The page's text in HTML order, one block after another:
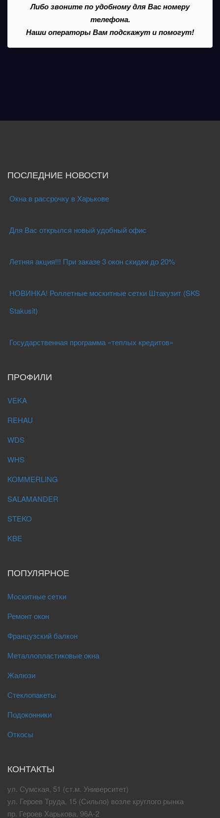
Либо звоните по удобному для Вас номеру
телефона.
Наши операторы Вам подскажут и помогут!
ПОСЛЕДНИЕ НОВОСТИ
Окна в рассрочку в Харькове
Для Вас открылся новый удобный офис
Летняя акция!!! При заказе 3 окон скидки до 20%
НОВИНКА! Роллетные москитные сетки Штакузит (SKS
Stakusit)
Государственная программа «теплых кредитов»
ПРОФИЛИ
VEKA
REHAU
WDS
WHS
KOMMERLING
SALAMANDER
STEKO
KBE
ПОПУЛЯРНОЕ
Москитные сетки
Ремонт окон
Французский балкон
Металлопластиковые окна
Жалюзи
Стеклопакеты
Подоконники
Откосы
КОНТАКТЫ
ул. Сумская, 51 (ст.м. Университет)
ул. Героев Труда, 15 (Сильпо) возле круглого рынка
пр. Героев Харькова, 96А-2